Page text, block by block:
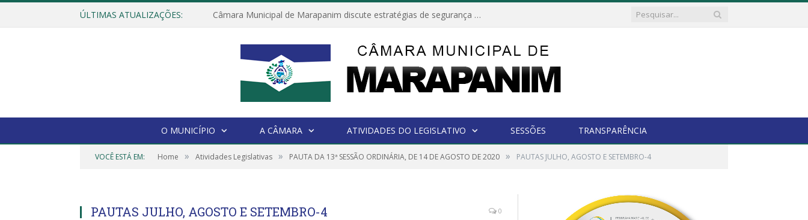
ÚLTIMAS ATUALIZAÇÕES: Câmara Municipal de Marapanim discute estratégias de segurança com autoridades e poder executivo
O MUNICÍPIO A CÂMARA ATIVIDADES DO LEGISLATIVO SESSÕES TRANSPARÊNCIA
VOCÊ ESTÁ EM: Home » Atividades Legislativas » PAUTA DA 13ª SESSÃO ORDINÁRIA, DE 14 DE AGOSTO DE 2020 » PAUTAS JULHO, AGOSTO E SETEMBRO-4
PAUTAS JULHO, AGOSTO E SETEMBRO-4 0